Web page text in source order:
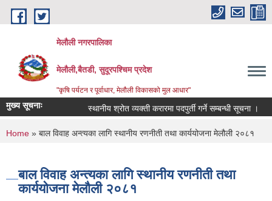
Skip to main content
मेलौली नगरपालिका
मेलौली,बैतडी, सुदूरपश्‍चिम प्रदेश
"कृषि पर्यटन र पूर्वाधार, मेलौली विकासको मुल आधार"
मुख्य सूचनाः स्थानीय श्रोत व्यक्ती करारमा पदपुर्ती गर्ने सम्बन्धी सूचना ।
You are here
Home » बाल विवाह अन्त्यका लागि स्थानीय रणनीती तथा कार्ययोजना मेलौली २०८१
बाल विवाह अन्त्यका लागि स्थानीय रणनीती तथा
कार्ययोजना मेलौली २०८१